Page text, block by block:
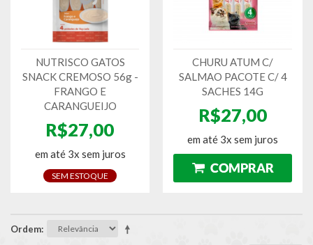
NUTRISCO GATOS
SNACK CREMOSO 56g -
FRANGO E
CARANGUEIJO
R$27,00
em até 3x sem juros
SEM ESTOQUE
CHURU ATUM C/
SALMAO PACOTE C/ 4
SACHES 14G
R$27,00
em até 3x sem juros
Ordem